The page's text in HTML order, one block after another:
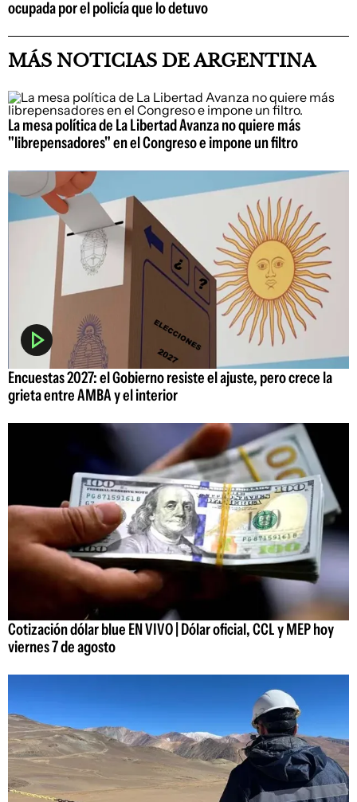
ocupada por el policía que lo detuvo
MÁS NOTICIAS DE ARGENTINA
La mesa política de La Libertad Avanza no quiere más
"librepensadores" en el Congreso e impone un filtro
Encuestas 2027: el Gobierno resiste el ajuste, pero crece la
grieta entre AMBA y el interior
Cotización dólar blue EN VIVO | Dólar oficial, CCL y MEP hoy
viernes 7 de agosto